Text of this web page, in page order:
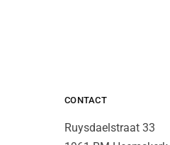
CONTACT
Ruysdaelstraat 33